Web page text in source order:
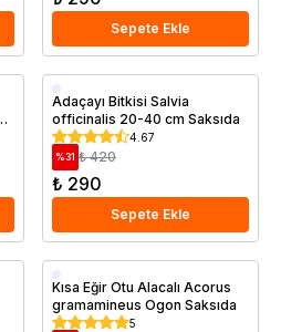
Sepete Ekle
Saksıda
Adaçayı Bitkisi Salvia
officinalis 20-40 cm Saksıda
4.67
%31 ₺ 420
₺ 290
Sepete Ekle
Saksıda
Kısa Eğir Otu Alacalı Acorus
gramamineus Ogon Saksıda
5